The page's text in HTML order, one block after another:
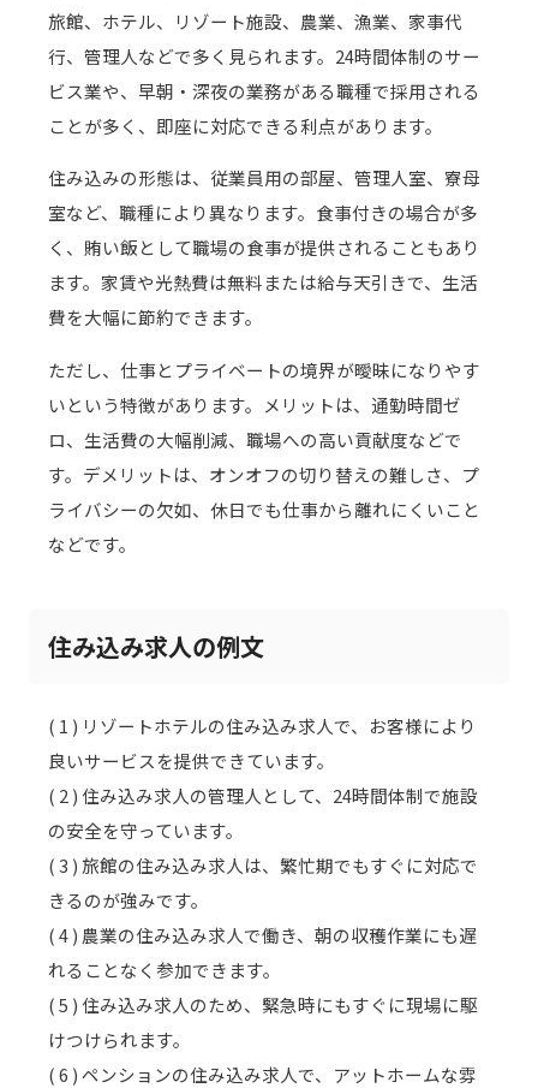
旅館、ホテル、リゾート施設、農業、漁業、家事代
行、管理人などで多く見られます。24時間体制のサー
ビス業や、早朝・深夜の業務がある職種で採用される
ことが多く、即座に対応できる利点があります。
住み込みの形態は、従業員用の部屋、管理人室、寮母
室など、職種により異なります。食事付きの場合が多
く、賄い飯として職場の食事が提供されることもあり
ます。家賃や光熱費は無料または給与天引きで、生活
費を大幅に節約できます。
ただし、仕事とプライベートの境界が曖昧になりやす
いという特徴があります。メリットは、通勤時間ゼ
ロ、生活費の大幅削減、職場への高い貢献度などで
す。デメリットは、オンオフの切り替えの難しさ、プ
ライバシーの欠如、休日でも仕事から離れにくいこと
などです。
住み込み求人の例文
( 1 ) リゾートホテルの住み込み求人で、お客様により
良いサービスを提供できています。
( 2 ) 住み込み求人の管理人として、24時間体制で施設
の安全を守っています。
( 3 ) 旅館の住み込み求人は、繁忙期でもすぐに対応で
きるのが強みです。
( 4 ) 農業の住み込み求人で働き、朝の収穫作業にも遅
れることなく参加できます。
( 5 ) 住み込み求人のため、緊急時にもすぐに現場に駆
けつけられます。
( 6 ) ペンションの住み込み求人で、アットホームな雰